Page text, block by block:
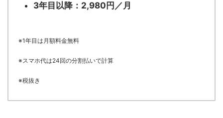
3年目以降：2,980円／月
※1年目は月額料金無料
※スマホ代は24回の分割払いで計算
※税抜き